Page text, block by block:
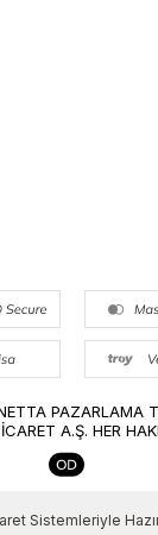
PAZARLAMA
A.Ş. HER
Sistemleriyle